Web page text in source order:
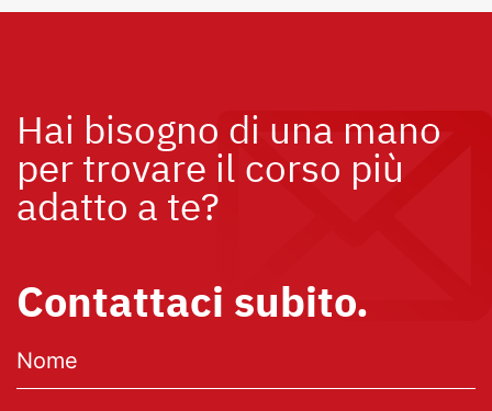
Hai bisogno di una mano
per trovare il corso più
adatto a te?
Contattaci subito.